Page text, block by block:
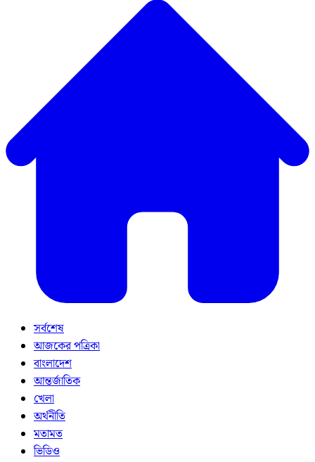
সর্বশেষ
আজকের পত্রিকা
বাংলাদেশ
আন্তর্জাতিক
খেলা
অর্থনীতি
মতামত
ভিডিও